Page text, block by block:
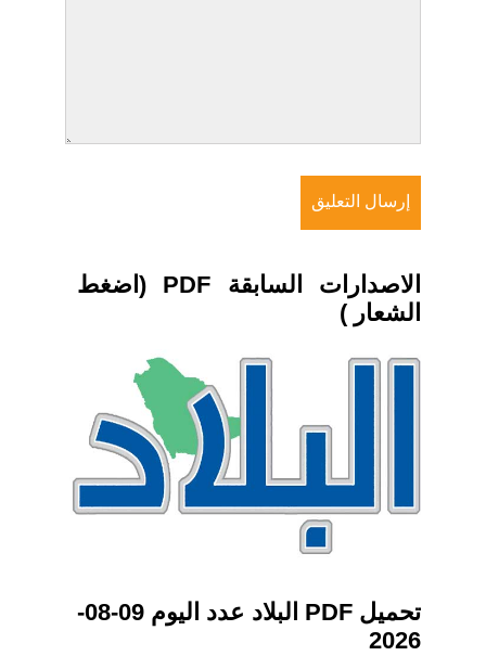
الاصدارات السابقة PDF (اضغط
الشعار )
تحميل PDF البلاد عدد اليوم 09-08-
2026